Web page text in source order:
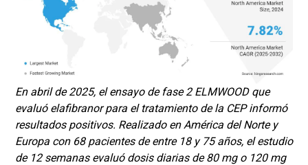
En abril de 2025, el ensayo de fase 2 ELMWOOD que
evaluó elafibranor para el tratamiento de la CEP informó
resultados positivos. Realizado en América del Norte y
Europa con 68 pacientes de entre 18 y 75 años, el estudio
de 12 semanas evaluó dosis diarias de 80 mg o 120 mg